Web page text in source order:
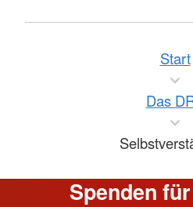
Start
Das
Spenden